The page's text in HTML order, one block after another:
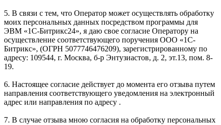
5. В связи с тем, что Оператор может осуществлять обработку
моих персональных данных посредством программы для
ЭВМ «1С-Битрикс24», я даю свое согласие Оператору на
осуществление соответствующего поручения ООО «1С-
Битрикс», (ОГРН 5077746476209), зарегистрированному по
адресу: 109544, г. Москва, б-р Энтузиастов, д. 2, эт.13, пом. 8-
19.
6. Настоящее согласие действует до момента его отзыва путем
направления соответствующего уведомления на электронный
адрес или направления по адресу .
7. В случае отзыва мною согласия на обработку персональных